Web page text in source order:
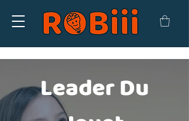
Leader Du